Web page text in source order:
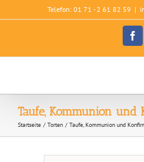
Inhalt
Telefon: 01 71 - 2 61 82 59 |
Taufe, Kommunion und
Startseite Torten Taufe, Kommunion und